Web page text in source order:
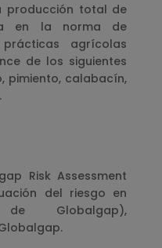
producción total de
en la norma de
agrícolas
de los siguientes
pimiento, calabacín,
Risk Assessment
del riesgo en
Globalgap),